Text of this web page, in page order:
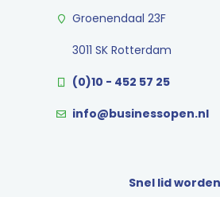
Groenendaal 23F
3011 SK Rotterdam
(0)10 - 452 57 25
info@businessopen.nl
Snel lid